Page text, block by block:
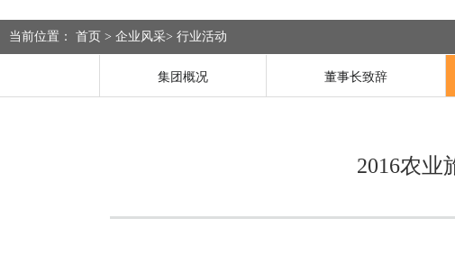
当前位置： 首页 > 企业风采> 行业活动
集团概况 董事长致辞
2016农业